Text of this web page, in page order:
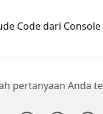
Code dari Console
pertanyaan Anda